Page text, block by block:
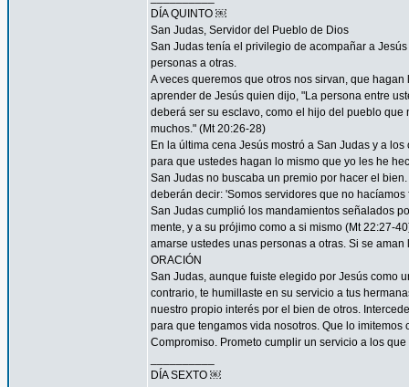
DÍA QUINTO ￼
San Judas, Servidor del Pueblo de Dios
San Judas tenía el privilegio de acompañar a
personas a otras.
A veces queremos que otros nos sirvan, que
aprender de Jesús quien dijo, "La persona entre
deberá ser su esclavo, como el hijo del pueblo
muchos." (Mt 20:26-28)
En la última cena Jesús mostró a San Judas y a
para que ustedes hagan lo mismo que yo les he
San Judas no buscaba un premio por hacer el
deberán decir: 'Somos servidores que no
San Judas cumplió los mandamientos señalados
mente, y a su prójimo como a si mismo (Mt 22:27-
amarse ustedes unas personas a otras. Si se
ORACIÓN
San Judas, aunque fuiste elegido por Jesús como
contrario, te humillaste en su servicio a tus
nuestro propio interés por el bien de otros.
para que tengamos vida nosotros. Que lo
Compromiso. Prometo cumplir un servicio a los
DÍA SEXTO ￼